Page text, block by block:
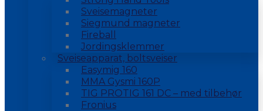
Sveisemagneter
Siegmund magneter
Fireball
Jordingsklemmer
Sveiseapparat, boltsveiser
Easymig 160
MMA Gysmi 160P
TIG PROTIG 161 DC – med tilbehør
Fronius